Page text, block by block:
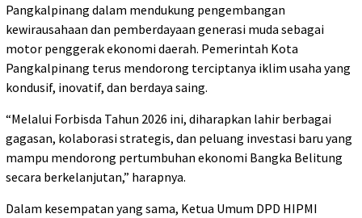
Pangkalpinang dalam mendukung pengembangan
kewirausahaan dan pemberdayaan generasi muda sebagai
motor penggerak ekonomi daerah. Pemerintah Kota
Pangkalpinang terus mendorong terciptanya iklim usaha yang
kondusif, inovatif, dan berdaya saing.
“Melalui Forbisda Tahun 2026 ini, diharapkan lahir berbagai
gagasan, kolaborasi strategis, dan peluang investasi baru yang
mampu mendorong pertumbuhan ekonomi Bangka Belitung
secara berkelanjutan,” harapnya.
Dalam kesempatan yang sama, Ketua Umum DPD HIPMI